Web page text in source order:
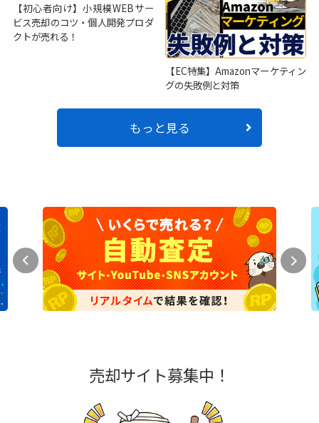
【初心者向け】小規模WEBサー
ビス売却のコツ・個人開発プロダ
クトが売れる！
【EC特集】Amazonマーケティン
グの失敗例と対策
もっと見る
売却サイト募集中！